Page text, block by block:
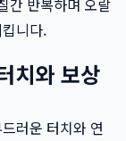
간 반복하며 오랄
니다.
치와 보상
러운 터치와 연